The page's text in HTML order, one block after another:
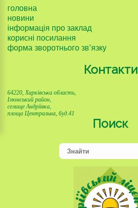
головна
новини
інформація про заклад
корисні посилання
форма зворотнього зв’язку
Контакти
64220, Харківська область,
Ізюмський район,
селище Андріївка,
площа Центральна, буд.41
Поиск